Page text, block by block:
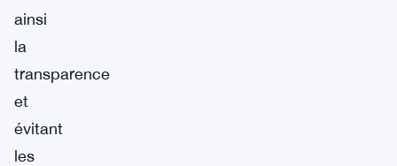
ainsi
la
transparence
et
évitant
les